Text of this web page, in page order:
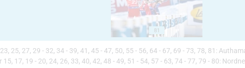
81
25, 27, 29 - 32, 34 - 39, 41, 45 - 47, 50, 55 - 56, 64 - 67, 69 - 73, 78, 81:
17, 19 - 20, 24, 26, 33, 40, 42, 48 - 49, 51 - 54, 57 - 63, 74 - 77, 79 - 80: